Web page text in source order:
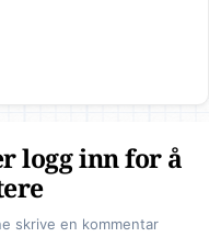
logg inn for å
skrive en kommentar